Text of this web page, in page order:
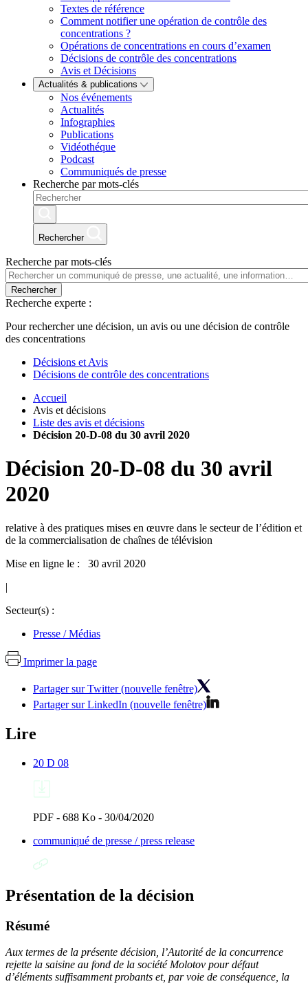
Textes de référence
Comment notifier une opération de contrôle des
concentrations ?
Opérations de concentrations en cours d’examen
Décisions de contrôle des concentrations
Avis et Décisions
Actualités & publications
Nos événements
Actualités
Infographies
Publications
Vidéothéque
Podcast
Communiqués de presse
Recherche par mots-clés
Rechercher
Recherche par mots-clés
Rechercher
Recherche experte :
Pour rechercher une décision, un avis ou une décision de contrôle
des concentrations
Décisions et Avis
Décisions de contrôle des concentrations
Accueil
Avis et décisions
Liste des avis et décisions
Décision 20-D-08 du 30 avril 2020
Décision 20-D-08 du 30 avril
2020
relative à des pratiques mises en œuvre dans le secteur de l’édition et
de la commercialisation de chaînes de télévision
Mise en ligne le : 30 avril 2020
|
Secteur(s) :
Presse / Médias
Imprimer la page
Partager sur Twitter (nouvelle fenêtre)
Partager sur LinkedIn (nouvelle fenêtre)
Lire
20 D 08
PDF - 688 Ko - 30/04/2020
communiqué de presse / press release
Présentation de la décision
Résumé
Aux termes de la présente décision, l’Autorité de la concurrence
rejette la saisine au fond de la société Molotov pour défaut
d’éléments suffisamment probants et, par voie de conséquence, la